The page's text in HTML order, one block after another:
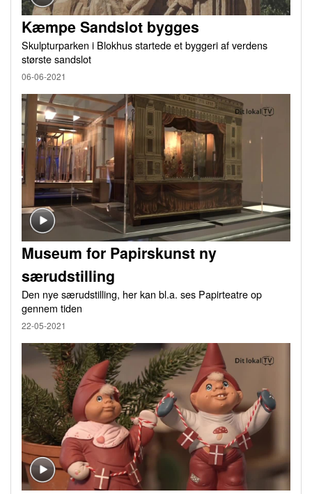
Kæmpe Sandslot bygges
Skulpturparken i Blokhus startede et byggeri af verdens
største sandslot
06-06-2021
Museum for Papirskunst ny
særudstilling
Den nye særudstilling, her kan bl.a. ses Papirteatre op
gennem tiden
22-05-2021